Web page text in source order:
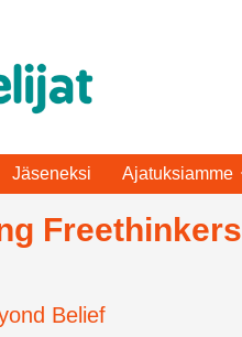
Jäseneksi Ajatuksiamme
Freethinkers
Belief